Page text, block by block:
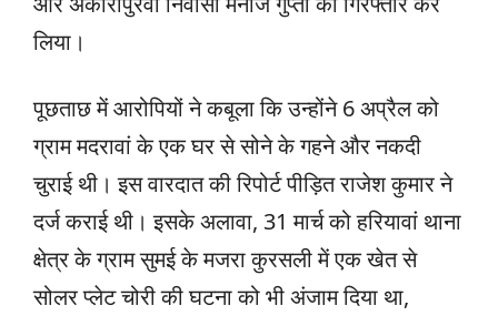
लिया।
पूछताछ में आरोपियों ने कबूला कि उन्होंने 6 अप्रैल को
ग्राम मदरावां के एक घर से सोने के गहने और नकदी
चुराई थी। इस वारदात की रिपोर्ट पीड़ित राजेश कुमार ने
दर्ज कराई थी। इसके अलावा, 31 मार्च को हरियावां थाना
क्षेत्र के ग्राम सुमई के मजरा कुरसली में एक खेत से
सोलर प्लेट चोरी की घटना को भी अंजाम दिया था,